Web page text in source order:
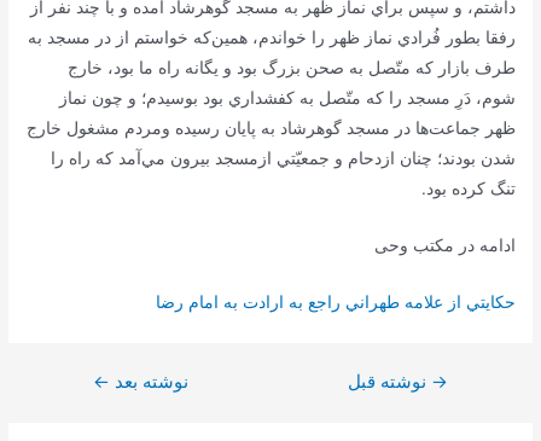
داشتم، و سپس براي نماز ظهر به مسجد گوهرشاد آمده و با چند نفر از
رفقا بطور فُرادي نماز ظهر را خواندم، همين‌كه خواستم از در مسجد به
طرف بازار كه متّصل به صحن بزرگ بود و يگانه راه ما بود، خارج
شوم، دَرِ مسجد را كه متّصل به كفشداري بود بوسيدم؛ و چون نماز
ظهر جماعت‌ها در مسجد گوهرشاد به پايان رسيده ومردم مشغول خارج
شدن بودند؛ چنان ازدحام و جمعيّتي ازمسجد بيرون مي‌آمد كه راه را
تنگ كرده بود.
ادامه در مکتب وحی
حكايتي از علامه طهراني راجع به ارادت به امام رضا
راهبری
→ نوشته قبل نوشته بعد ←